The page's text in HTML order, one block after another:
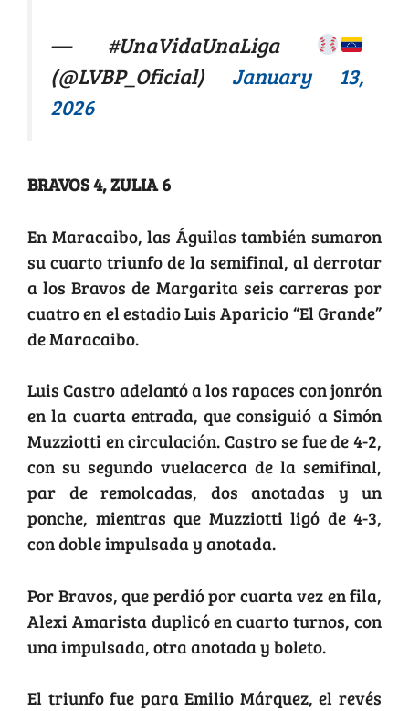
— #UnaVidaUnaLiga
(@LVBP_Oficial) January 13,
2026
BRAVOS 4, ZULIA 6
En Maracaibo, las Águilas también sumaron
su cuarto triunfo de la semifinal, al derrotar
a los Bravos de Margarita seis carreras por
cuatro en el estadio Luis Aparicio “El Grande”
de Maracaibo.
Luis Castro adelantó a los rapaces con jonrón
en la cuarta entrada, que consiguió a Simón
Muzziotti en circulación. Castro se fue de 4-2,
con su segundo vuelacerca de la semifinal,
par de remolcadas, dos anotadas y un
ponche, mientras que Muzziotti ligó de 4-3,
con doble impulsada y anotada.
Por Bravos, que perdió por cuarta vez en fila,
Alexi Amarista duplicó en cuarto turnos, con
una impulsada, otra anotada y boleto.
El triunfo fue para Emilio Márquez, el revés